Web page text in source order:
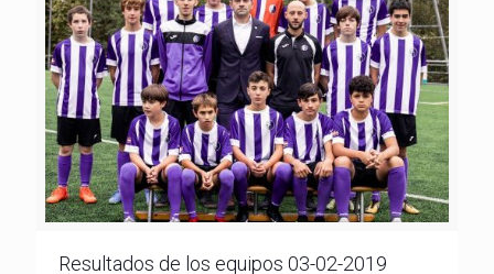
Resultados de los equipos 03-02-2019